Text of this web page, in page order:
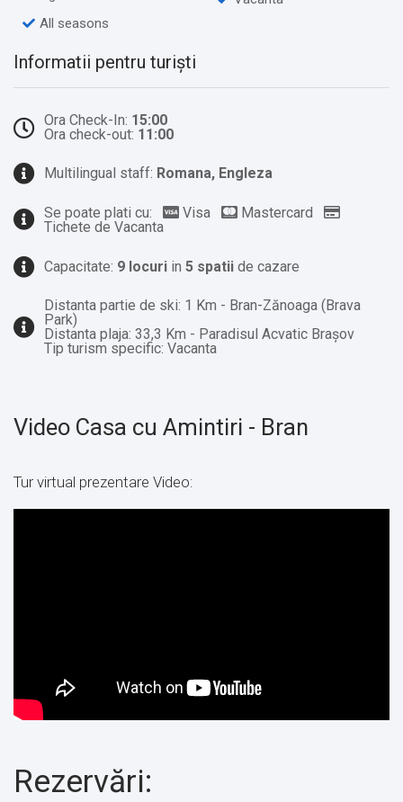
All seasons
Informatii pentru turiști
Ora Check-In: 15:00
Ora check-out: 11:00
Multilingual staff: Romana, Engleza
Se poate plati cu: Visa
Mastercard
Tichete de Vacanta
Capacitate: 9 locuri in 5 spatii de cazare
Distanta partie de ski: 1 Km - Bran-Zănoaga (Brava
Park)
Distanta plaja: 33,3 Km - Paradisul Acvatic Brașov
Tip turism specific: Vacanta
Video Casa cu Amintiri - Bran
Tur virtual prezentare Video:
Rezervări: